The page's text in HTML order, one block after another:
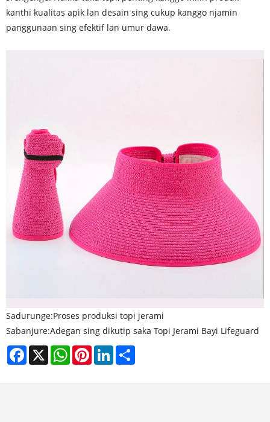
kanthi kualitas apik lan desain sing cukup kanggo njamin
panggunaan sing efektif lan umur dawa.
Sadurunge:Proses produksi topi jerami
Sabanjure:Adegan sing dikutip saka Topi Jerami Bayi Lifeguard
Facebook
X WhatsAppPinterestLinkedIn